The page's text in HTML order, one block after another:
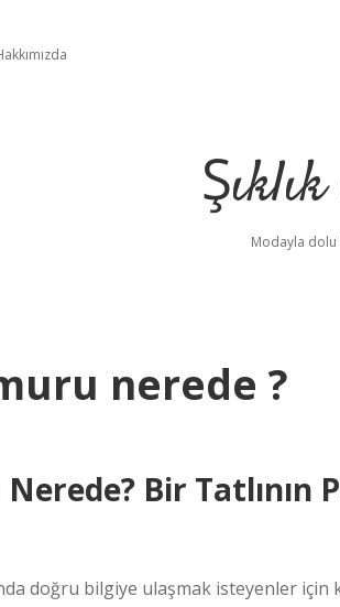
Modayla
nerede ?
Bir Tatlının
doğru bilgiye ulaşmak isteyenler için